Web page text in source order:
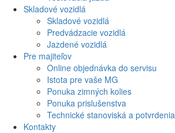
Skladové vozidlá
Skladové vozidlá
Predvádzacie vozidlá
Jazdené vozidlá
Pre majiteľov
Online objednávka do servisu
Istota pre vaše MG
Ponuka zimných kolies
Ponuka prislušenstva
Technické stanoviská a potvrdenia
Kontakty